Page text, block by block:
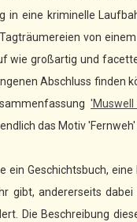
in eine kriminelle
von
wie großartig und
Abschluss finden
'Muswell
das Motiv 'Fernweh'
ein Geschichtsbuch,
gibt, andererseits
Die Beschreibung